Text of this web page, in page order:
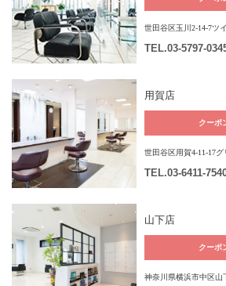
世田谷区玉川2-14-7ツ
TEL.03-5797-
用賀店
クーポ
世田谷区用賀4-11-17
TEL.03-6411-
山下店
クーポ
神奈川県横浜市中区山